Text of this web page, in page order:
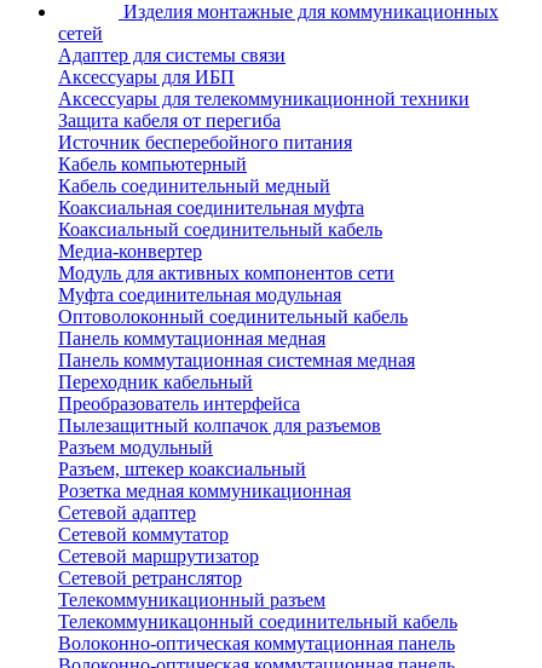
Изделия монтажные для коммуникационных
сетей
Адаптер для системы связи
Аксессуары для ИБП
Аксессуары для телекоммуникационной техники
Защита кабеля от перегиба
Источник бесперебойного питания
Кабель компьютерный
Кабель соединительный медный
Коаксиальная соединительная муфта
Коаксиальный соединительный кабель
Медиа-конвертер
Модуль для активных компонентов сети
Муфта соединительная модульная
Оптоволоконный соединительный кабель
Панель коммутационная медная
Панель коммутационная системная медная
Переходник кабельный
Преобразователь интерфейса
Пылезащитный колпачок для разъемов
Разъем модульный
Разъем, штекер коаксиальный
Розетка медная коммуникационная
Сетевой адаптер
Сетевой коммутатор
Сетевой маршрутизатор
Сетевой ретранслятор
Телекоммуникационный разъем
Телекоммуникацонный соединительный кабель
Волоконно-оптическая коммутационная панель